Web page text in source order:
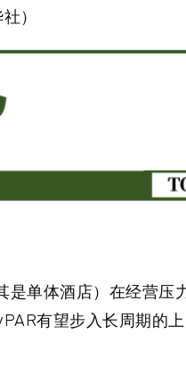
）
单体酒店）在经营压
有望步入长周期的